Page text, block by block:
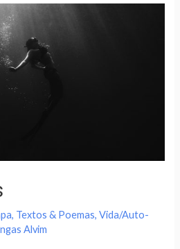
, Textos & Poemas,Vida/Auto-
Alvim